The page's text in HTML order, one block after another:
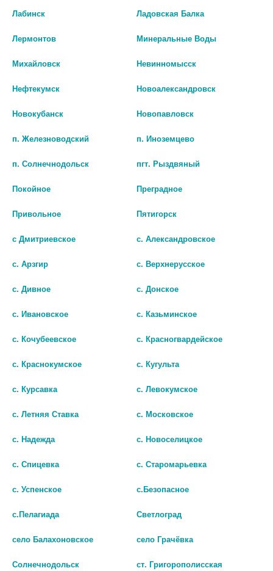
Наличие в аптеках
остаток:1
Показать все ...
Популярные в разделе
БИ ВЕЛЛ ИРРИГАТОР Д/
АККУМ. 8НАСАД. [B.WELL]
нет в наличии
В КОРЗИНУ
ИРРИГАТОР CS-700 FLOW
3167
Лабинск Ладовская Балка
Лермонтов Минеральные Воды
Михайловск Невинномысск
Нефтекумск Новоалександровск
Новокубанск Новопавловск
п. Железноводский п. Иноземцево
п. Солнечнодольск пгт. Рыздвяный
Покойное Преградное
Привольное Пятигорск
с Дмитриевское с. Александровское
с. Арзгир с. Верхнерусское
с. Дивное с. Донское
с. Ивановское с. Казьминское
с. Кочубеевское с. Красногвардейское
с. Краснокумское с. Кугульта
с. Курсавка с. Левокумское
с. Летняя Ставка с. Московское
с. Надежда с. Новоселицкое
с. Спицевка с. Старомарьевка
с. Успенское с.Безопасное
с.Пелагиада Светлоград
село Балахоновское село Грачёвка
Солнечнодольск ст. Григорополисская